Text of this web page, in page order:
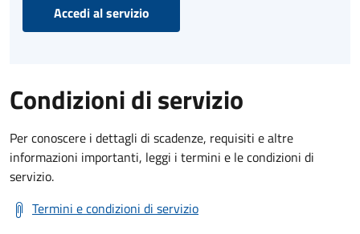
Accedi al servizio
Condizioni di servizio
Per conoscere i dettagli di scadenze, requisiti e altre
informazioni importanti, leggi i termini e le condizioni di
servizio.
Termini e condizioni di servizio